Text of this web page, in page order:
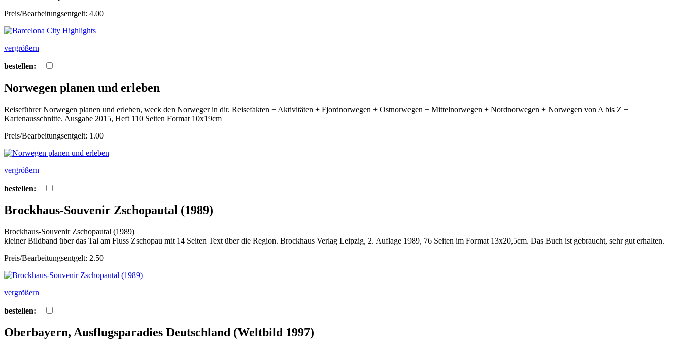
Preis/Bearbeitungsentgelt: 4.00
vergrößern
bestellen:
Norwegen planen und erleben
Reiseführer Norwegen planen und erleben, weck den Norweger in dir. Reisefakten + Aktivitäten + Fjordnorwegen + Ostnorwegen + Mittelnorwegen + Nordnorwegen + Norwegen von A bis Z +
Kartenausschnitte. Ausgabe 2015, Heft 110 Seiten Format 10x19cm
Preis/Bearbeitungsentgelt: 1.00
vergrößern
bestellen:
Brockhaus-Souvenir Zschopautal (1989)
Brockhaus-Souvenir Zschopautal (1989)
kleiner Bildband über das Tal am Fluss Zschopau mit 14 Seiten Text über die Region. Brockhaus Verlag Leipzig, 2. Auflage 1989, 76 Seiten im Format 13x20,5cm. Das Buch ist gebraucht, sehr gut erhalten.
Preis/Bearbeitungsentgelt: 2.50
vergrößern
bestellen:
Oberbayern, Ausflugsparadies Deutschland (Weltbild 1997)